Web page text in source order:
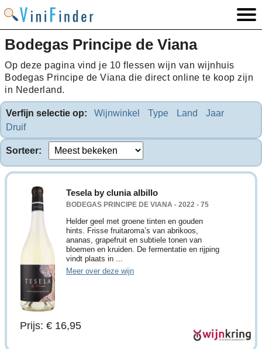
Bodegas Principe de Viana
Op deze pagina vind je 10 flessen wijn van wijnhuis
Bodegas Principe de Viana die direct online te koop zijn
in Nederland.
Verfijn selectie op: Wijnwinkel Type Land
Jaar
Druif
Sorteer:
Tesela by clunia albillo
BODEGAS PRINCIPE DE VIANA - 2022 - 75
Helder geel met groene tinten en gouden
hints. Frisse fruitaroma’s van abrikoos,
ananas, grapefruit en subtiele tonen van
bloemen en kruiden. De fermentatie en rijping
vindt plaats in ...
Meer over deze wijn
Prijs: € 16,95